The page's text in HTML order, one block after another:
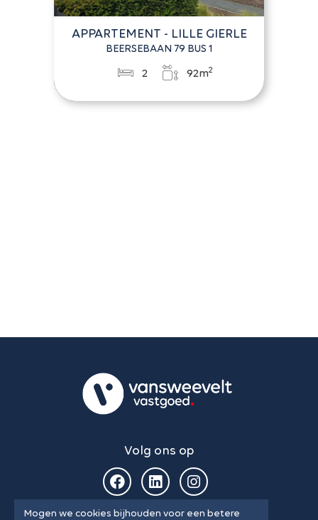
APPARTEMENT - LILLE GIERLE
BEERSEBAAN 79 BUS 1
2 92m2
Volg ons op
Mogen we cookies bijhouden voor een betere